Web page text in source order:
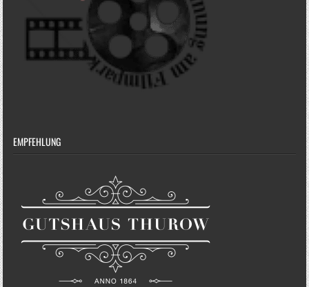
EMPFEHLUNG